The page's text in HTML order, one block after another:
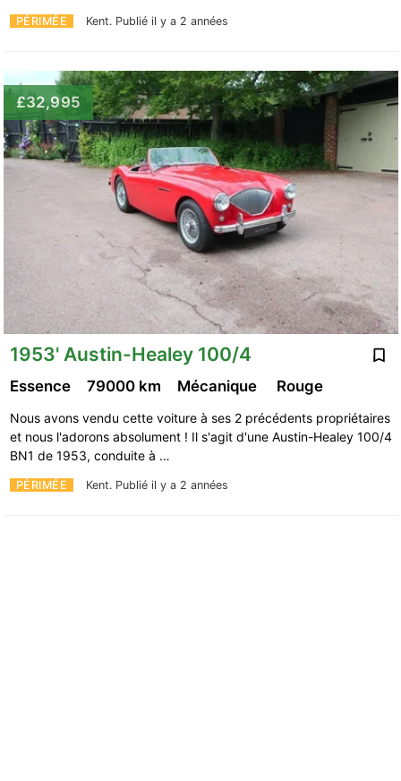
PÉRIMÉE Kent. Publié il y a 2 années
£32,995
1953' Austin-Healey 100/4
PÉRIMÉE Kent. Publié il y a 2 années
Essence 79000 km Mécanique Rouge
Nous avons vendu cette voiture à ses 2 précédents propriétaires
et nous l'adorons absolument ! Il s'agit d'une Austin-Healey 100/4
BN1 de 1953, conduite à …